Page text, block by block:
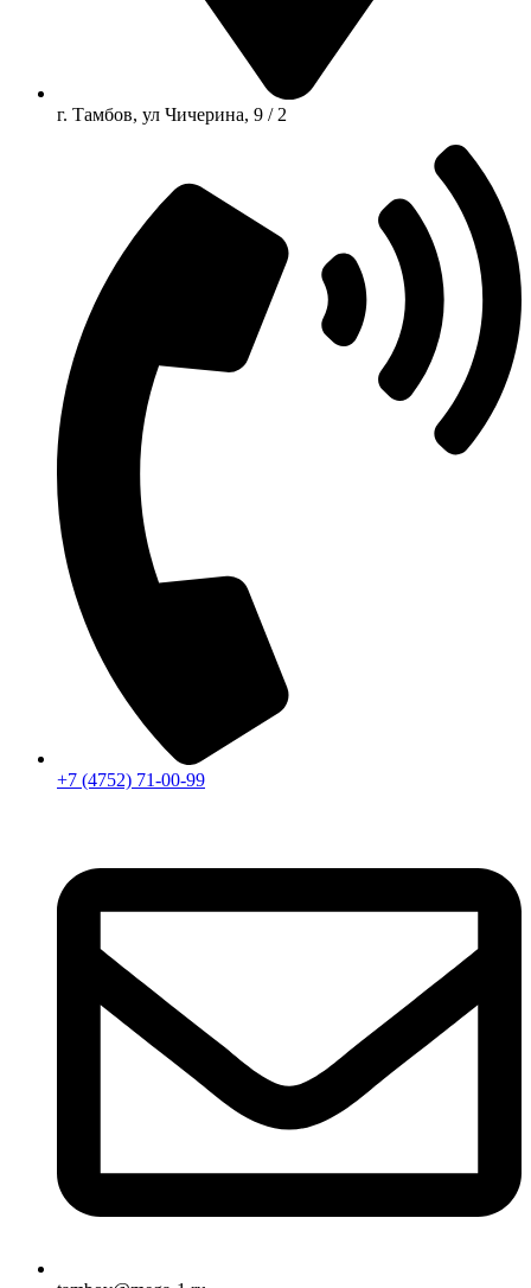
г. Тамбов, ул Чичерина, 9 / 2
+7 (4752) 71-00-99